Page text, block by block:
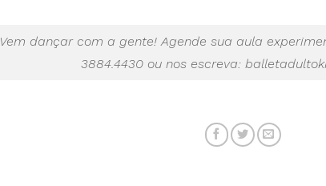
Vem dançar com a gente! Agende sua aula
3884.4430 ou nos escreva: